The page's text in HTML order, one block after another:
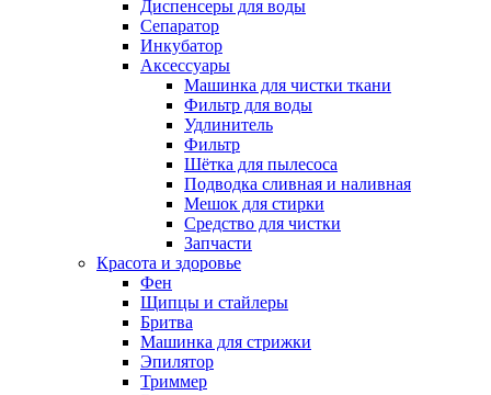
Диспенсеры для воды
Сепаратор
Инкубатор
Аксессуары
Машинка для чистки ткани
Фильтр для воды
Удлинитель
Фильтр
Шётка для пылесоса
Подводка сливная и наливная
Мешок для стирки
Средство для чистки
Запчасти
Красота и здоровье
Фен
Щипцы и стайлеры
Бритва
Машинка для стрижки
Эпилятор
Триммер